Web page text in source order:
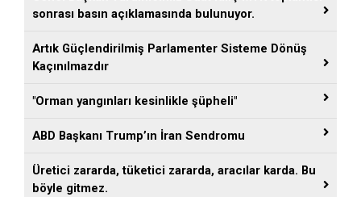
sonrası basın açıklamasında bulunuyor.
Artık Güçlendirilmiş Parlamenter Sisteme Dönüş
Kaçınılmazdır
"Orman yangınları kesinlikle şüpheli"
ABD Başkanı Trump’ın İran Sendromu
Üretici zararda, tüketici zararda, aracılar karda. Bu
böyle gitmez.